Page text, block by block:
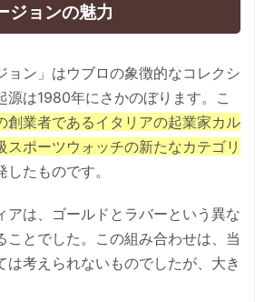
ジョンの魅力
ョン」はウブロの象徴的なコレクシ
源は1980年にさかのぼります。こ
創業者であるイタリアの起業家カル
スポーツウォッチの新たなカテゴリ
たものです。
アは、ゴールドとラバーという異な
ことでした。この組み合わせは、当
は考えられないものでしたが、大き